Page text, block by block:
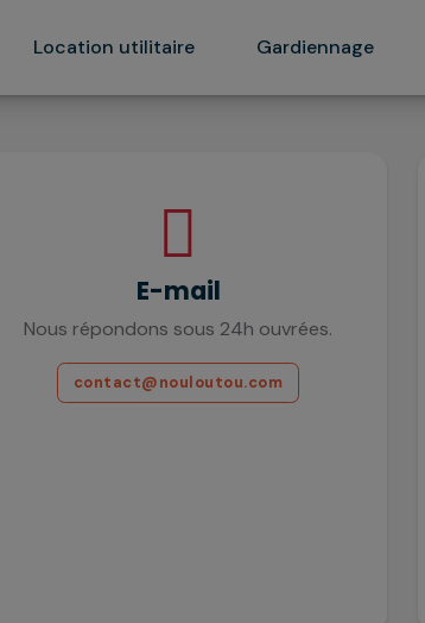
Location utilitaire Gardiennage
E-mail
Nous répondons sous 24h ouvrées.
contact@nouloutou.com